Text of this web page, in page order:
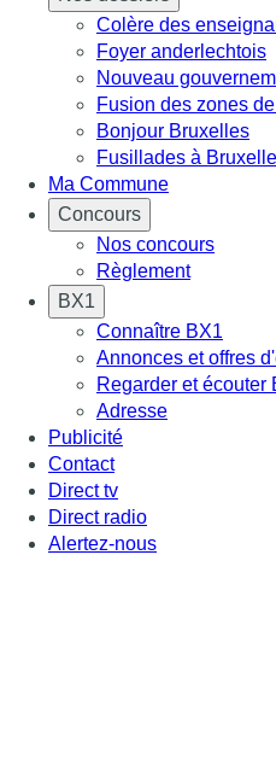
Colère des
Foyer anderlechtois
Nouveau
Fusion des zones
Bonjour Bruxelles
Fusillades à
Ma Commune
Concours
Nos concours
Règlement
BX1
Connaître BX1
Annonces et offres
Regarder et écouter
Adresse
Publicité
Contact
Direct tv
Direct radio
Alertez-nous